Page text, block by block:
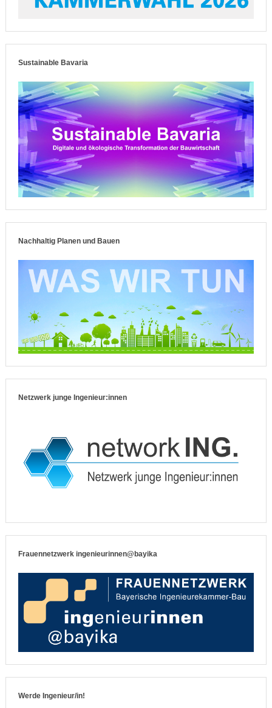
Sustainable Bavaria
Nachhaltig Planen und Bauen
Netzwerk junge Ingenieur:innen
Frauennetzwerk ingenieurinnen@bayika
Werde Ingenieur/in!